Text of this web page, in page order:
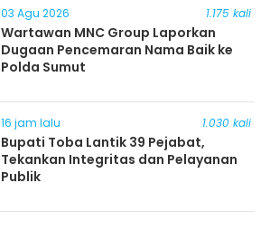
03 Agu 2026 1.175 kali
Wartawan MNC Group Laporkan
Dugaan Pencemaran Nama Baik ke
Polda Sumut
16 jam lalu 1.030 kali
Bupati Toba Lantik 39 Pejabat,
Tekankan Integritas dan Pelayanan
Publik